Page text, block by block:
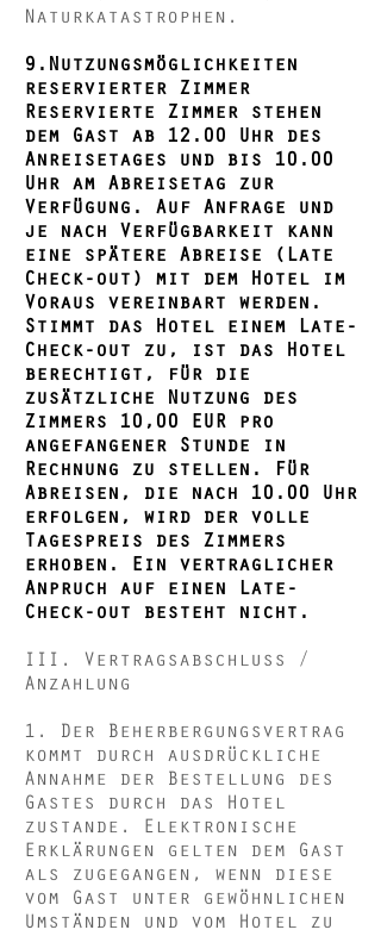
Naturkatastrophen.
9.Nutzungsmöglichkeiten
reservierter Zimmer
Reservierte Zimmer stehen
dem Gast ab 12.00 Uhr des
Anreisetages und bis 10.00
Uhr am Abreisetag zur
Verfügung. Auf Anfrage und
je nach Verfügbarkeit kann
eine spätere Abreise (Late
Check-out) mit dem Hotel im
Voraus vereinbart werden.
Stimmt das Hotel einem Late-
Check-out zu, ist das Hotel
berechtigt, für die
zusätzliche Nutzung des
Zimmers 10,00 EUR pro
angefangener Stunde in
Rechnung zu stellen. Für
Abreisen, die nach 10.00 Uhr
erfolgen, wird der volle
Tagespreis des Zimmers
erhoben. Ein vertraglicher
Anpruch auf einen Late-
Check-out besteht nicht.
III. Vertragsabschluss /
Anzahlung
1. Der Beherbergungsvertrag
kommt durch ausdrückliche
Annahme der Bestellung des
Gastes durch das Hotel
zustande. Elektronische
Erklärungen gelten dem Gast
als zugegangen, wenn diese
vom Gast unter gewöhnlichen
Umständen und vom Hotel zu